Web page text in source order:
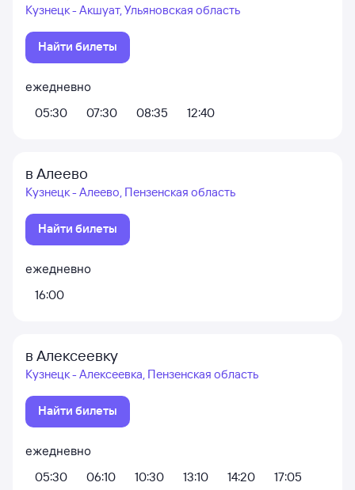
Кузнецк - Акшуат, Ульяновская область
Найти билеты
ежедневно
05:30
07:30 08:35 12:40
в Алеево
Кузнецк - Алеево, Пензенская область
Найти билеты
ежедневно
16:00
в Алексеевку
Кузнецк - Алексеевка, Пензенская область
Найти билеты
ежедневно
05:30
06:10 10:30 13:10 14:20 17:05